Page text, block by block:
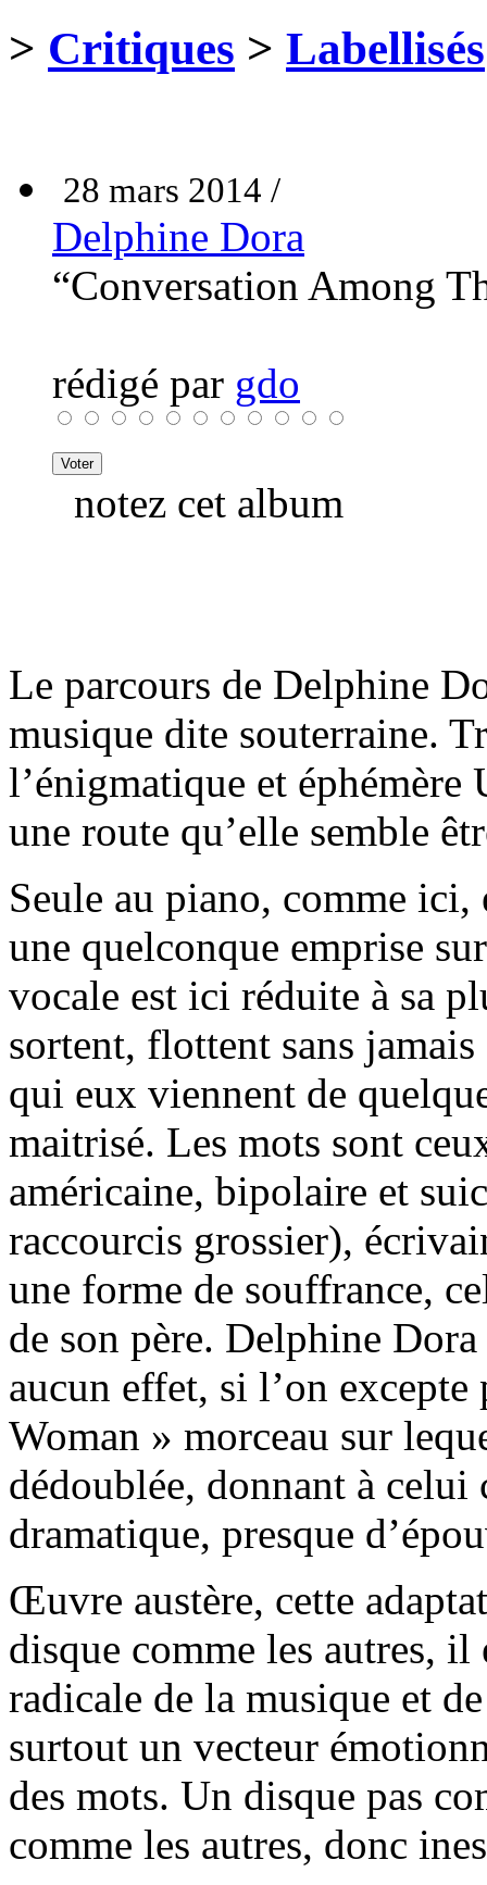
> Critiques > Labellisés
28 mars 2014 /
Delphine Dora
“Conversation Among
rédigé par gdo
notez cet album
Le parcours de Delphine
musique dite souterraine.
l’énigmatique et
une route qu’elle semble
Seule au piano, comme ici,
une quelconque emprise
vocale est ici réduite à sa
sortent, flottent sans
qui eux viennent de
maitrisé. Les mots sont
américaine, bipolaire et
raccourcis grossier),
une forme de souffrance,
de son père. Delphine
aucun effet, si l’on
Woman » morceau sur
dédoublée, donnant à
dramatique, presque
Œuvre austère, cette
disque comme les autres,
radicale de la musique et
surtout un vecteur
des mots. Un disque pas
comme les autres, donc